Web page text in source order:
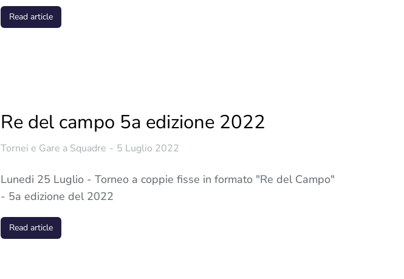
Read article
Re del campo 5a edizione 2022
Tornei e Gare a Squadre 5 Luglio 2022
Lunedi 25 Luglio - Torneo a coppie fisse in formato "Re del Campo"
- 5a edizione del 2022
Read article